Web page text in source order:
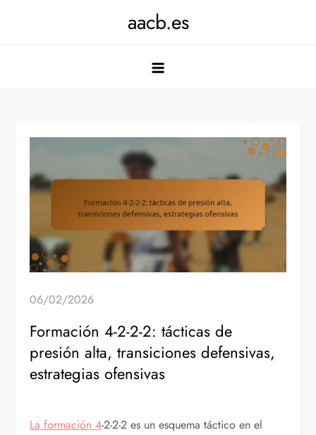
aacb.es
06/02/2026
Formación 4-2-2-2: tácticas de
presión alta, transiciones defensivas,
estrategias ofensivas
La formación 4-2-2-2 es un esquema táctico en el